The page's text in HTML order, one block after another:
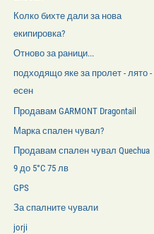
Колко бихте дали за нова
екипировка?
Отново за раници...
подходящо яке за пролет - лято -
есен
Продавам GARMONT Dragontail
Марка спален чувал?
Продавам спален чувал Quechua
9 до 5°C 75 лв
GPS
За спалните чували
jorji